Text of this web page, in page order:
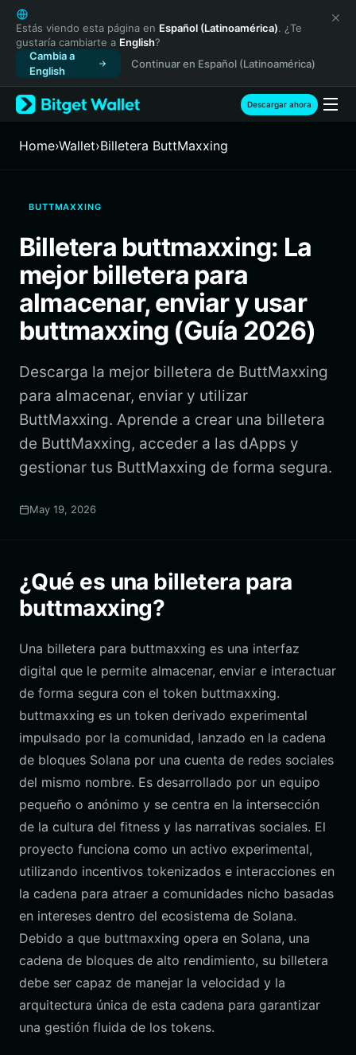
English
日本語
Tiếng Việt
Русский
Español (Latinoamérica)
Türkçe
Français
繁體中文
Bahasa Indonesia
ภาษาไทย
Español
Português (Brasil)
Estás viendo esta página en Español (Latinoamérica). ¿Te
gustaría cambiarte a English?
Cambia a
English
Continuar en Español (Latinoamérica)
Descargar ahora
Home›Wallet›Billetera ButtMaxxing
BUTTMAXXING
Billetera buttmaxxing: La
mejor billetera para
almacenar, enviar y usar
buttmaxxing (Guía 2026)
Descarga la mejor billetera de ButtMaxxing
para almacenar, enviar y utilizar
ButtMaxxing. Aprende a crear una billetera
de ButtMaxxing, acceder a las dApps y
gestionar tus ButtMaxxing de forma segura.
May 19, 2026
¿Qué es una billetera para
buttmaxxing?
Una billetera para buttmaxxing es una interfaz
digital que le permite almacenar, enviar e interactuar
de forma segura con el token buttmaxxing.
buttmaxxing es un token derivado experimental
impulsado por la comunidad, lanzado en la cadena
de bloques Solana por una cuenta de redes sociales
del mismo nombre. Es desarrollado por un equipo
pequeño o anónimo y se centra en la intersección
de la cultura del fitness y las narrativas sociales. El
proyecto funciona como un activo experimental,
utilizando incentivos tokenizados e interacciones en
la cadena para atraer a comunidades nicho basadas
en intereses dentro del ecosistema de Solana.
Debido a que buttmaxxing opera en Solana, una
cadena de bloques de alto rendimiento, su billetera
debe ser capaz de manejar la velocidad y la
arquitectura única de esta cadena para garantizar
una gestión fluida de los tokens.